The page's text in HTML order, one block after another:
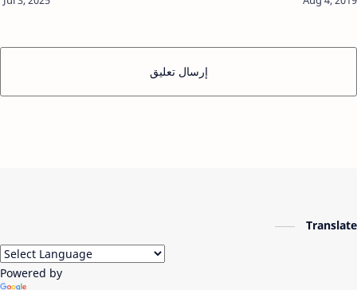
كرتون
إرسال تعليق
Translate
Powered by